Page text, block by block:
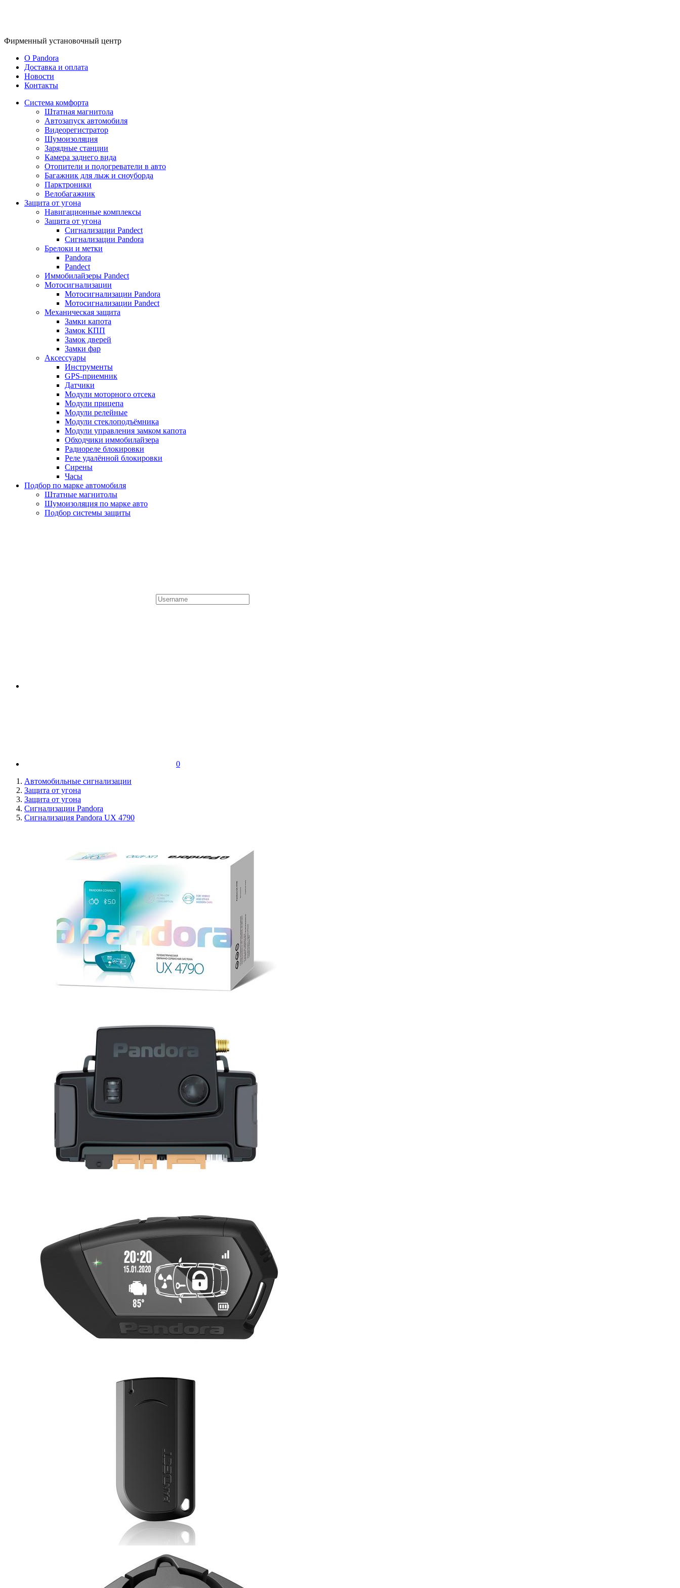
Фирменный установочный центр
O Pandora
Доставка и оплата
Новости
Контакты
Система комфорта
Штатная магнитола
Автозапуск автомобиля
Видеорегистратор
Шумоизоляция
Зарядные станции
Камера заднего вида
Отопители и подогреватели в авто
Багажник для лыж и сноуборда
Парктроники
Велобагажник
Защита от угона
Навигационные комплексы
Защита от угона
Сигнализации Pandect
Сигнализации Pandora
Брелоки и метки
Pandora
Pandect
Иммобилайзеры Pandect
Мотосигнализации
Мотосигнализации Pandora
Мотосигнализации Pandect
Механическая защита
Замки капота
Замок КПП
Замок дверей
Замки фар
Аксессуары
Инструменты
GPS-приемник
Датчики
Модули моторного отсека
Модули прицепа
Модули релейные
Модули стеклоподъёмника
Модули управления замком капота
Обходчики иммобилайзера
Радиореле блокировки
Реле удалённой блокировки
Сирены
Часы
Подбор по марке автомобиля
Штатные магнитолы
Шумоизоляция по марке авто
Подбор системы защиты
0
Автомобильные сигнализации
Защита от угона
Защита от угона
Сигнализации Pandora
Сигнализация Pandora UX 4790